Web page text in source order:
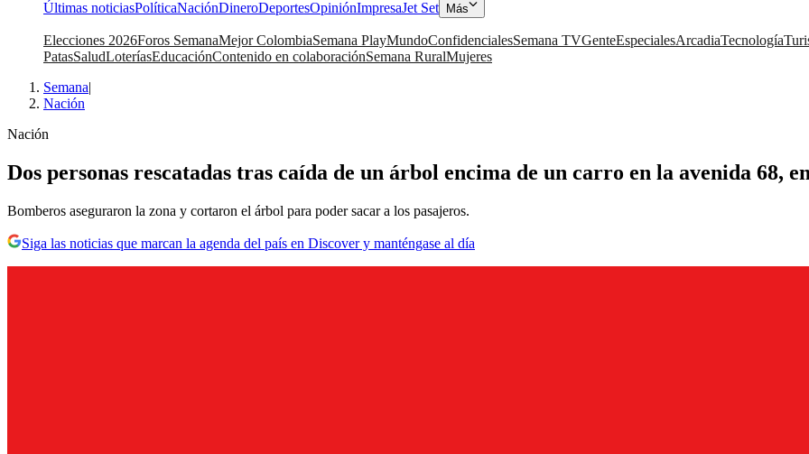
Últimas noticiasPolíticaNaciónDineroDeportesOpiniónImpresaJet Set Más
Elecciones 2026Foros SemanaMejor ColombiaSemana PlayMundoConfidencialesSemana TVGenteEspecialesArcadiaTecnología
PatasSaludLoteríasEducaciónContenido en colaboraciónSemana RuralMujeres
Semana|
Nación
Nación
Dos personas rescatadas tras caída de un árbol encima de un carro en la avenida 68,
Bomberos aseguraron la zona y cortaron el árbol para poder sacar a los pasajeros.
Siga las noticias que marcan la agenda del país en Discover y manténgase al día